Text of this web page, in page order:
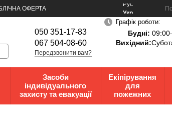
ОФЕРТА
Рус
Укр
050 351-17-83
067 504-08-60
Передзвонити вам?
Графік роботи:
Будні:
Вихідний:
Засоби
індивідуального
захисту та евакуації
Екіпірування
для
пожежних